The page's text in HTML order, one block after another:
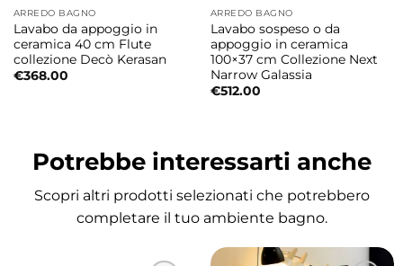
Il lavabo è dotato di due vasche integrate
che permettono un utilizzo pratico e
simultaneo, migliorando la gestione
quotidiana dello spazio bagno.
La doppia modalità di installazione consente
grande flessibilità progettuale, adattandosi a
diversi tipi di arredo bagno.
Foro troppopieno integrato
ARREDO BAGNO
Lavabo da appoggio in
ceramica 40 cm Flute
collezione Decò Kerasan
€368.00
ARREDO BAGNO
Lavabo sospeso o da
appoggio in ceramica
100×37 cm Collezione Next
Narrow Galassia
€512.00
Potrebbe interessarti anche
Scopri altri prodotti selezionati che potrebbero
completare il tuo ambiente bagno.